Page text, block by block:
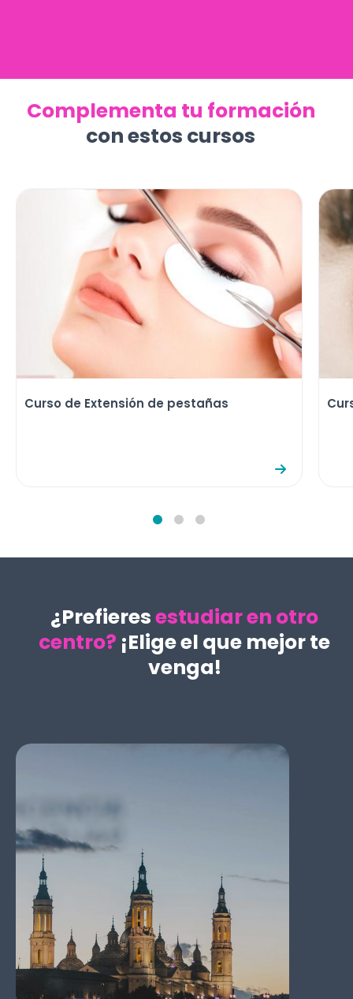
Complementa tu formación
con estos cursos
Curso de Extensión de pestañas
¿Prefieresestudiar en otro
centro? ¡Elige el que mejor te
venga!